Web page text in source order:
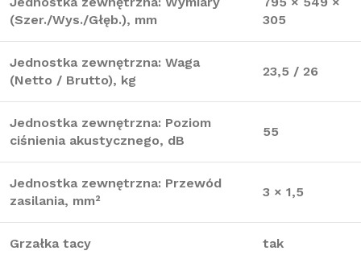
(Szer./Wys./Głęb.), mm
305
Jednostka zewnętrzna: Waga
(Netto / Brutto), kg
23,5 / 26
Jednostka zewnętrzna: Poziom
ciśnienia akustycznego, dB
55
Jednostka zewnętrzna: Przewód
zasilania, mm²
3 × 1,5
Grzałka tacy tak